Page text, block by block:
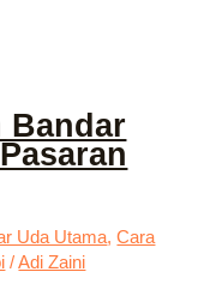
Bandar
Uda Utama,Cara
/Adi Zaini